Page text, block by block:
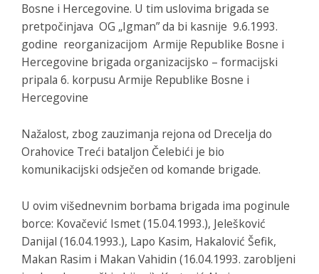
Bosne i Hercegovine. U tim uslovima brigada se
pretpočinjava OG „Igman” da bi kasnije 9.6.1993.
godine reorganizacijom Armije Republike Bosne i
Hercegovine brigada organizacijsko – formacijski
pripala 6. korpusu Armije Republike Bosne i
Hercegovine
Nažalost, zbog zauzimanja rejona od Drecelja do
Orahovice Treći bataljon Čelebići je bio
komunikacijski odsječen od komande brigade.
U ovim višednevnim borbama brigada ima poginule
borce: Kovačević Ismet (15.04.1993.), Jelešković
Danijal (16.04.1993.), Lapo Kasim, Hakalović Šefik,
Makan Rasim i Makan Vahidin (16.04.1993. zarobljeni